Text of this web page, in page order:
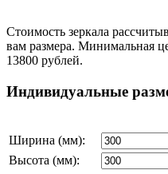
Стоимость зеркала
вам размера. Минимальная
13800 рублей.
Индивидуальные
Ширина (мм):
Высота (мм):